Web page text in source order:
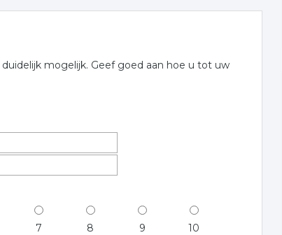
mogelijk. Geef goed aan hoe u tot uw
7 8 9 10